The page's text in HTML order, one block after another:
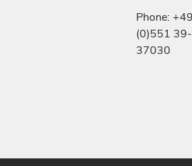
Phone:
(0)551 39-
37030